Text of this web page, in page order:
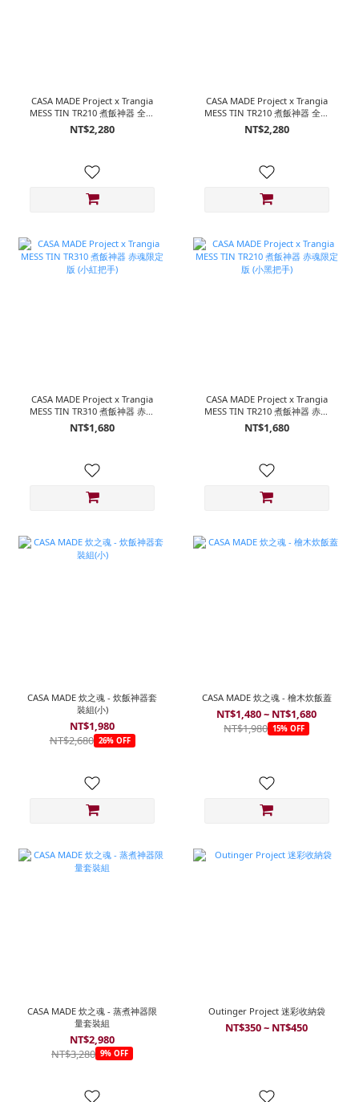
CASA MADE Project x Trangia
MESS TIN TR210 煮飯神器 全黑
魂限定版 ( 小紅把手 )
NT$2,280
CASA MADE Project x Trangia
MESS TIN TR210 煮飯神器 全黑
魂限定版 ( 小黑把手 )
NT$2,280
CASA MADE Project x Trangia
MESS TIN TR310 煮飯神器 赤魂
限定版 (小紅把手)
NT$1,680
CASA MADE Project x Trangia
MESS TIN TR210 煮飯神器 赤魂
限定版 (小黑把手)
NT$1,680
CASA MADE 炊之魂 - 炊飯神器套
裝組(小)
NT$1,980
NT$2,680 26% OFF
CASA MADE 炊之魂 - 檜木炊飯蓋
NT$1,480 ~ NT$1,680
NT$1,980 15% OFF
CASA MADE 炊之魂 - 蒸煮神器限
量套裝組
NT$2,980
NT$3,280 9% OFF
Outinger Project 迷彩收納袋
NT$350 ~ NT$450